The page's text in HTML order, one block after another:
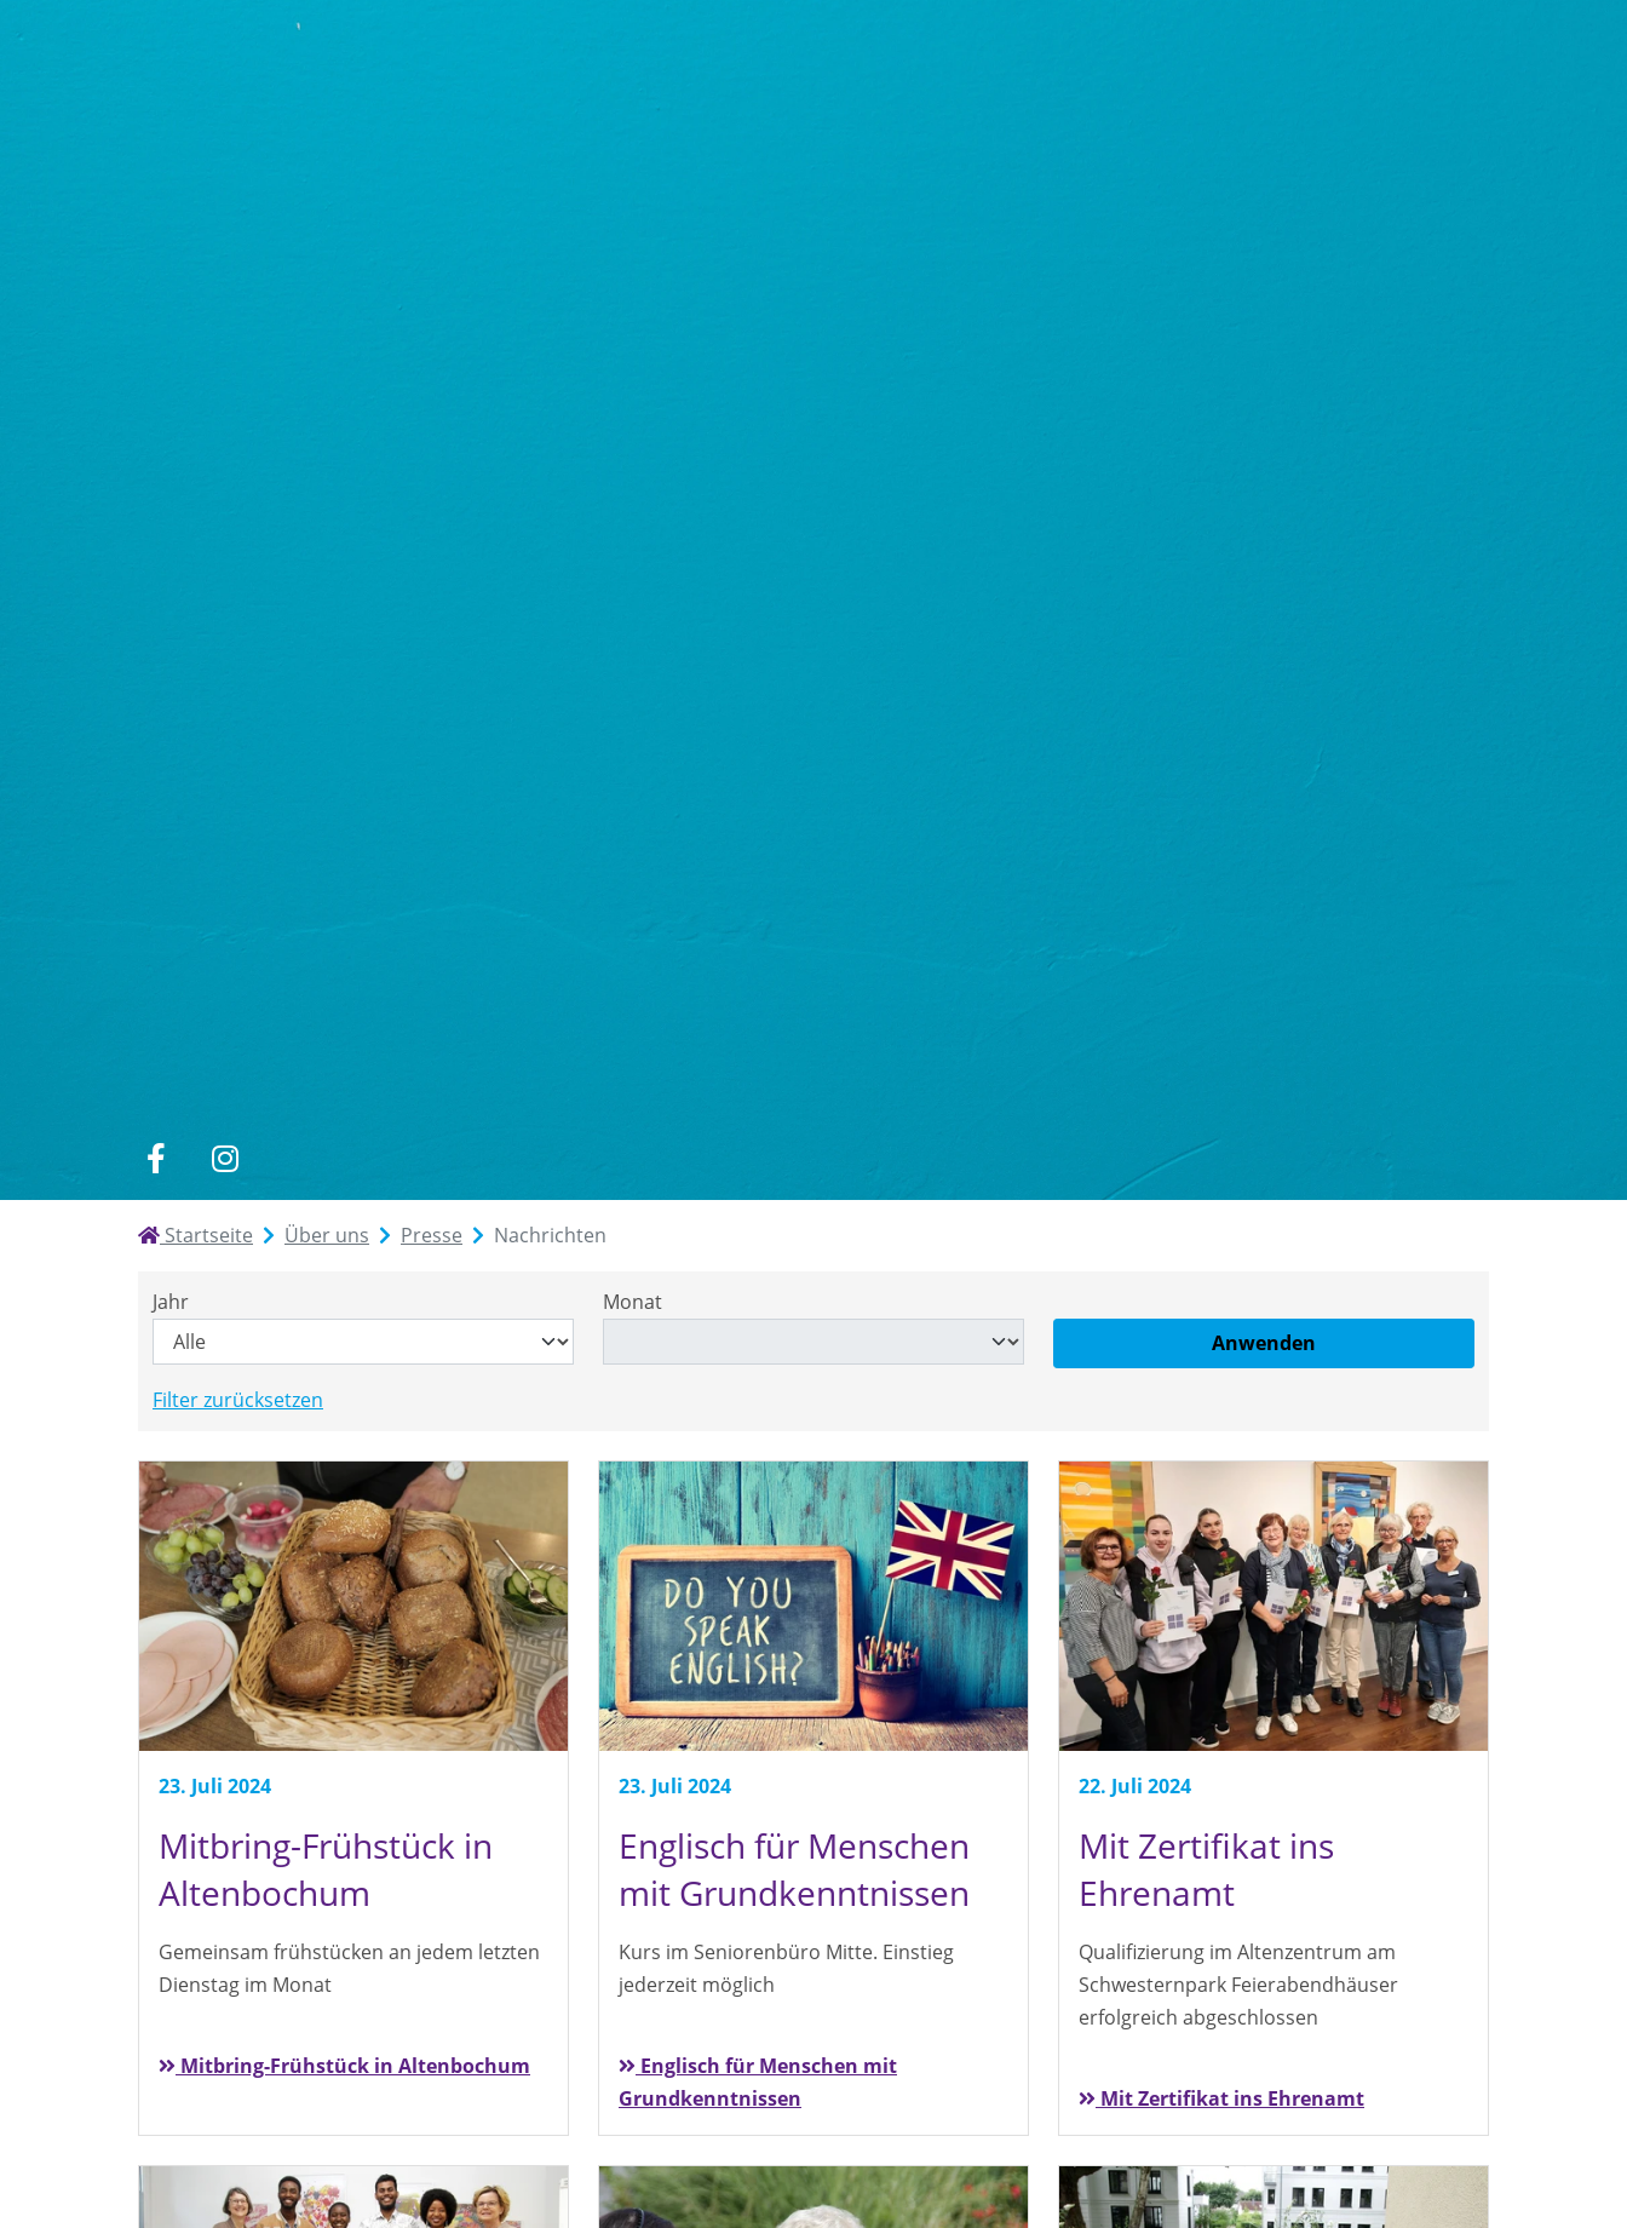
FacebookInstagram
Startseite Über uns Presse Nachrichten
Jahr Monat
Filter zurücksetzen
23. Juli 2024
Mitbring-Frühstück in
Altenbochum
Gemeinsam frühstücken an jedem letzten
Dienstag im Monat
Mitbring-Frühstück in Altenbochum
23. Juli 2024
Englisch für Menschen
mit Grundkenntnissen
Kurs im Seniorenbüro Mitte. Einstieg
jederzeit möglich
Englisch für Menschen mit
Grundkenntnissen
22. Juli 2024
Mit Zertifikat ins
Ehrenamt
Qualifizierung im Altenzentrum am
Schwesternpark Feierabendhäuser
erfolgreich abgeschlossen
Mit Zertifikat ins Ehrenamt